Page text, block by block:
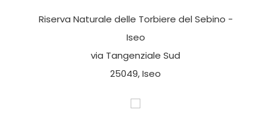
Riserva Naturale delle Torbiere del Sebino -
Iseo
via Tangenziale Sud
25049, Iseo